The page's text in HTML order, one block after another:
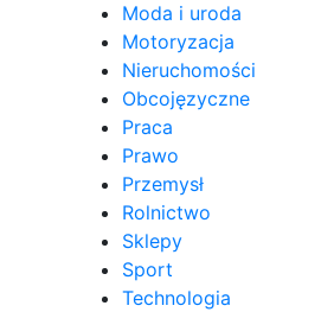
Moda i uroda
Motoryzacja
Nieruchomości
Obcojęzyczne
Praca
Prawo
Przemysł
Rolnictwo
Sklepy
Sport
Technologia